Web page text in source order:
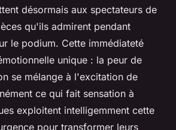
désormais aux spectateurs de
qu'ils admirent pendant
le podium. Cette immédiateté
unique : la peur de
se mélange à l'excitation de
ce qui fait sensation à
exploitent intelligemment cette
pour transformer leurs